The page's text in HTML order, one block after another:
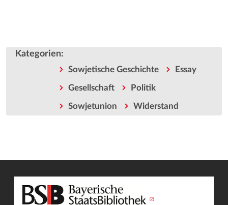
Kategorien:
Sowjetische Geschichte Essay
Gesellschaft Politik
Sowjetunion Widerstand